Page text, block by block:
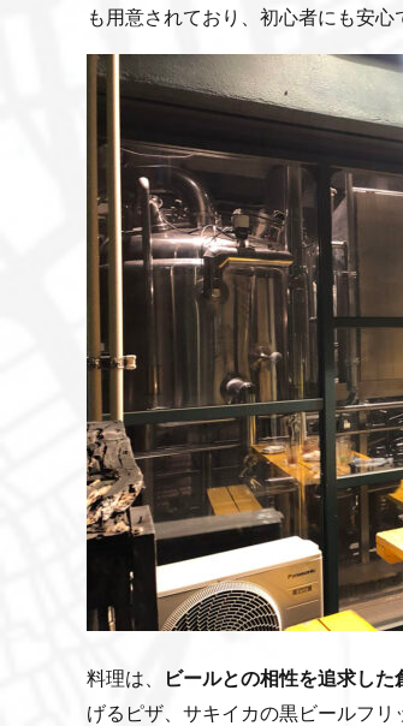
も用意されており、初心者にも安心
料理は、 ビールとの相性を追求し
げるピザ、サキイカの黒ビールフ